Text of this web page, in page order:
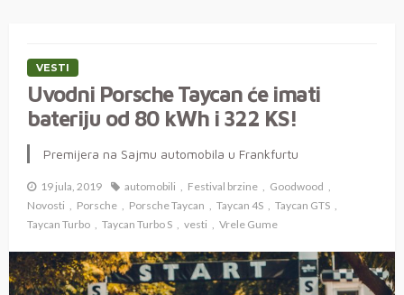
VESTI
Uvodni Porsche Taycan će imati
bateriju od 80 kWh i 322 KS!
Premijera na Sajmu automobila u Frankfurtu
19 jula, 2019 automobili Festival brzine
Goodwood
Novosti
Porsche Porsche Taycan Taycan 4S
Taycan GTS
Taycan Turbo
Taycan Turbo S vesti Vrele Gume